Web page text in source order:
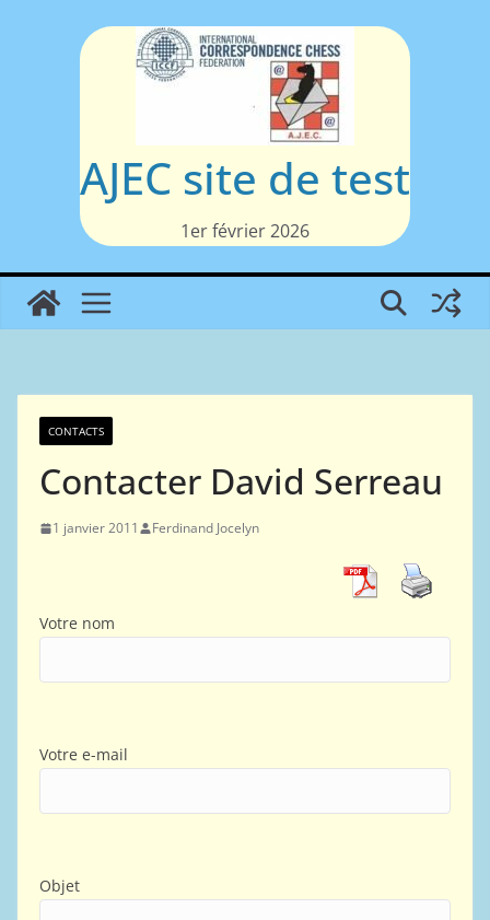
AJEC site de test
1er février 2026
CONTACTS
Contacter David Serreau
1 janvier 2011 Ferdinand Jocelyn
Votre nom
Votre e-mail
Objet